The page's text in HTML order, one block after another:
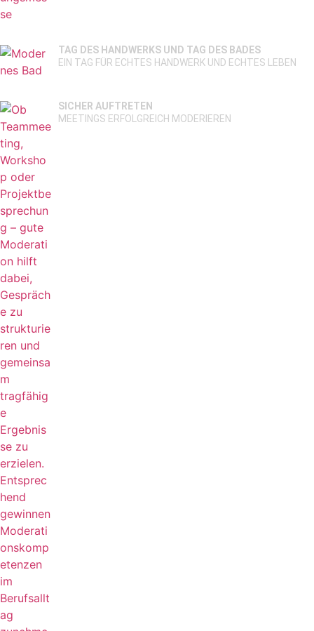
TAG DES HANDWERKS UND TAG DES BADES
EIN TAG FÜR ECHTES HANDWERK UND ECHTES LEBEN
SICHER AUFTRETEN
MEETINGS ERFOLGREICH MODERIEREN